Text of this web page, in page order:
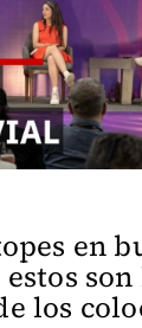
en
son
los